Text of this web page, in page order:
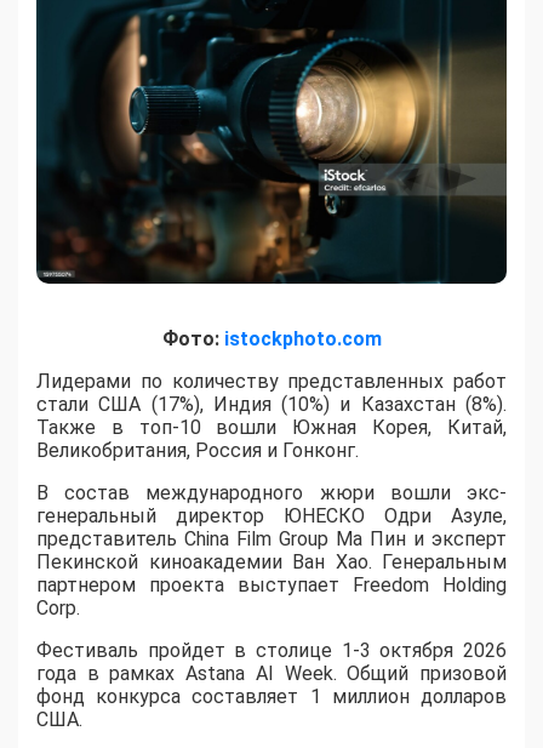
Фото: istockphoto.com
Лидерами по количеству представленных работ
стали США (17%), Индия (10%) и Казахстан (8%).
Также в топ-10 вошли Южная Корея, Китай,
Великобритания, Россия и Гонконг.
В состав международного жюри вошли экс-
генеральный директор ЮНЕСКО Одри Азуле,
представитель China Film Group Ма Пин и эксперт
Пекинской киноакадемии Ван Хао. Генеральным
партнером проекта выступает Freedom Holding
Corp.
​Фестиваль пройдет в столице 1-3 октября 2026
года в рамках Astana AI Week. Общий призовой
фонд конкурса составляет 1 миллион долларов
США.